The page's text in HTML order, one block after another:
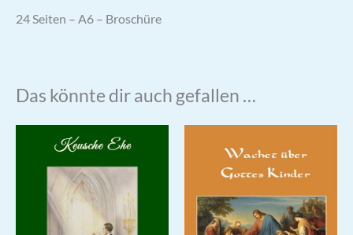
24 Seiten – A6 – Broschüre
Das könnte dir auch gefallen …